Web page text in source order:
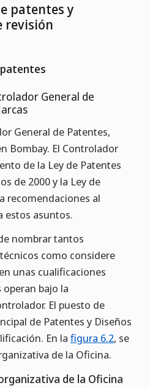
patentes y
revisión
General de
General de Patentes,
Bombay. El Controlador
de la Ley de Patentes
de 2000 y la Ley de
recomendaciones al
estos asuntos.
nombrar tantos
como considere
unas cualificaciones
bajo la
El puesto de
de Patentes y Diseños
En la figura 6.2, se
de la Oficina.
de la Oficina